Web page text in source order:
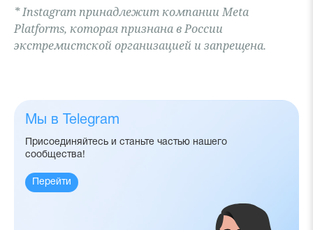
* Instagram принадлежит компании Meta
Platforms, которая признана в России
экстремистской организацией и запрещена.
Мы в Telegram
Присоединяйтесь и станьте частью нашего
сообщества!
Перейти